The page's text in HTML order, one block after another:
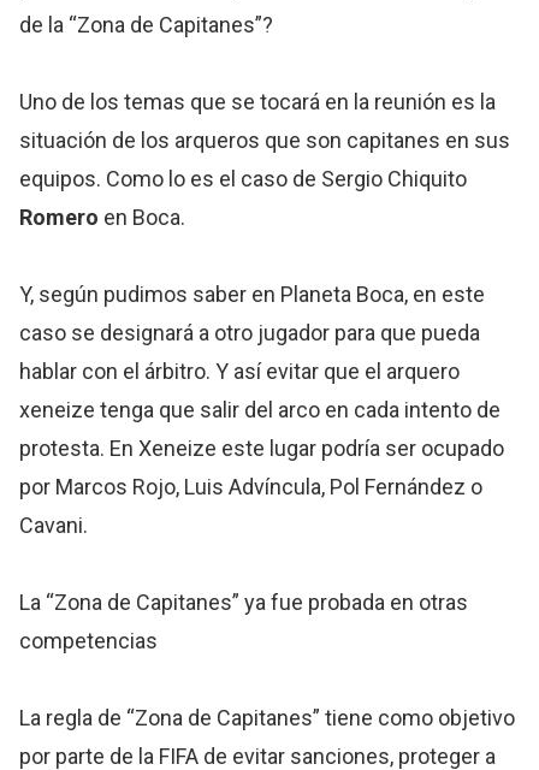
de la “Zona de Capitanes”?
Uno de los temas que se tocará en la reunión es la
situación de los arqueros que son capitanes en sus
equipos. Como lo es el caso de Sergio Chiquito
Romero en Boca.
Y, según pudimos saber en Planeta Boca, en este
caso se designará a otro jugador para que pueda
hablar con el árbitro. Y así evitar que el arquero
xeneize tenga que salir del arco en cada intento de
protesta. En Xeneize este lugar podría ser ocupado
por Marcos Rojo, Luis Advíncula, Pol Fernández o
Cavani.
La “Zona de Capitanes” ya fue probada en otras
competencias
La regla de “Zona de Capitanes” tiene como objetivo
por parte de la FIFA de evitar sanciones, proteger a